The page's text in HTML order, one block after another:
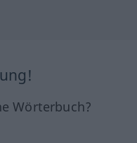
Wörterbuch?